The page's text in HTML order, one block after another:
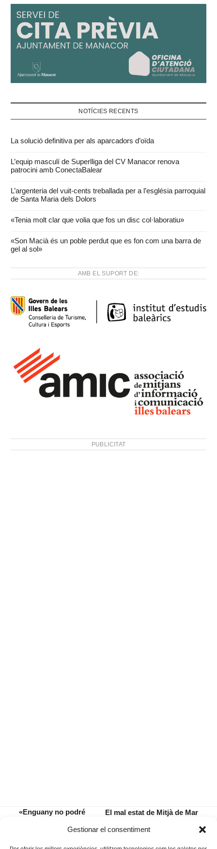
Gestionar el consentiment
NOTÍCIES RECENTS
La solució definitiva per als aparcadors d’oïda
L’equip masculí de Superlliga del CV Manacor renova
patrocini amb ConectaBalear
L’argenteria del vuit-cents treballada per a l’església parroquial
de Santa Maria dels Dolors
«Tenia molt clar que volia que fos un disc col·laboratiu»
«Son Macià és un poble perdut que es fon com una barra de
gel al sol»
AMB EL SUPORT DE:
PUBLICITAT
«Enguany no podré
d’Austràlia», ha dit
next
El mal estat de Mitjà de Mar